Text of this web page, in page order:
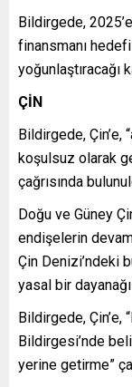
Bildirgede,
finansmanı
yoğunlaştıracağı
ÇİN
Bildirgede, Çin’e,
koşulsuz olarak
çağrısında
Doğu ve Güney
endişelerin
Çin Denizi’ndeki
yasal bir
Bildirgede, Çin’e,
Bildirgesi’nde
yerine getirme”